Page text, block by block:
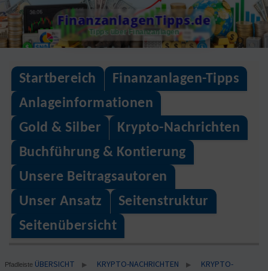
Skip
to
content
FinanzanlagenTipps.de
Tipps über Finanzanlagen
Startbereich
Finanzanlagen-Tipps
Anlageinformationen
Gold & Silber
Krypto-Nachrichten
Buchführung & Kontierung
Unsere Beitragsautoren
Unser Ansatz
Seitenstruktur
Seitenübersicht
Pfadleiste ÜBERSICHT ▶ KRYPTO-NACHRICHTEN ▶
KRYPTO-